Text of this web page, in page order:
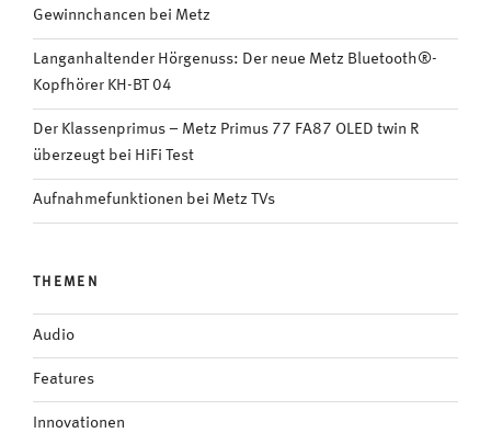
Gewinnchancen bei Metz
Langanhaltender Hörgenuss: Der neue Metz Bluetooth®-
Kopfhörer KH-BT 04
Der Klassenprimus – Metz Primus 77 FA87 OLED twin R
überzeugt bei HiFi Test
Aufnahmefunktionen bei Metz TVs
THEMEN
Audio
Features
Innovationen